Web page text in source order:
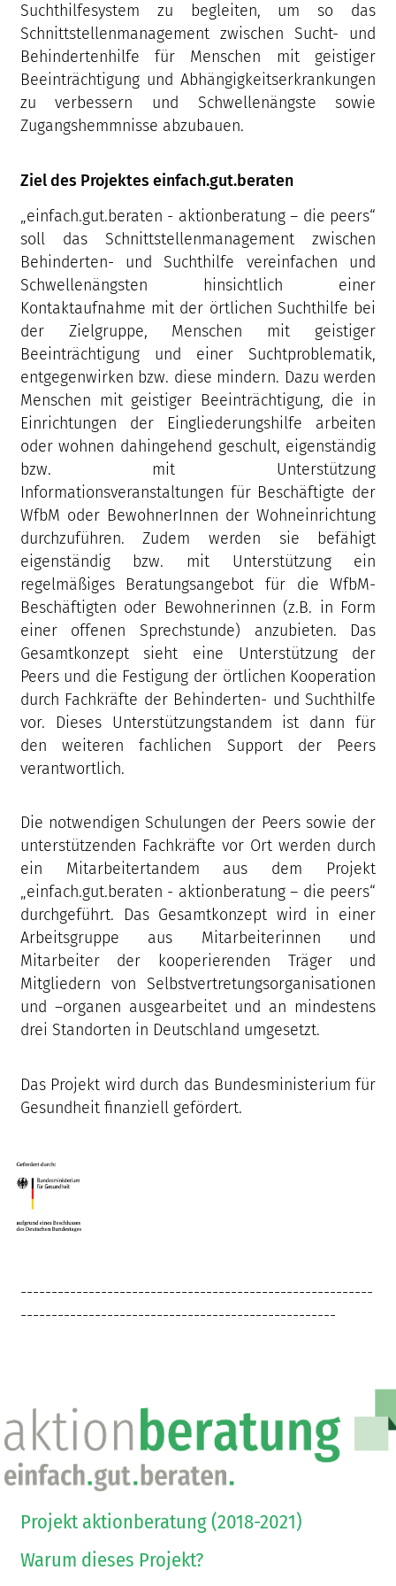
Suchthilfesystem zu begleiten, um so das
Schnittstellenmanagement zwischen Sucht- und
Behindertenhilfe für Menschen mit geistiger
Beeinträchtigung und Abhängigkeitserkrankungen
zu verbessern und Schwellenängste sowie
Zugangshemmnisse abzubauen.
Ziel des Projektes einfach.gut.beraten
„einfach.gut.beraten - aktionberatung – die peers“
soll das Schnittstellenmanagement zwischen
Behinderten- und Suchthilfe vereinfachen und
Schwellenängsten hinsichtlich einer
Kontaktaufnahme mit der örtlichen Suchthilfe bei
der Zielgruppe, Menschen mit geistiger
Beeinträchtigung und einer Suchtproblematik,
entgegenwirken bzw. diese mindern. Dazu werden
Menschen mit geistiger Beeinträchtigung, die in
Einrichtungen der Eingliederungshilfe arbeiten
oder wohnen dahingehend geschult, eigenständig
bzw. mit Unterstützung
Informationsveranstaltungen für Beschäftigte der
WfbM oder BewohnerInnen der Wohneinrichtung
durchzuführen. Zudem werden sie befähigt
eigenständig bzw. mit Unterstützung ein
regelmäßiges Beratungsangebot für die WfbM-
Beschäftigten oder Bewohnerinnen (z.B. in Form
einer offenen Sprechstunde) anzubieten. Das
Gesamtkonzept sieht eine Unterstützung der
Peers und die Festigung der örtlichen Kooperation
durch Fachkräfte der Behinderten- und Suchthilfe
vor. Dieses Unterstützungstandem ist dann für
den weiteren fachlichen Support der Peers
verantwortlich.
Die notwendigen Schulungen der Peers sowie der
unterstützenden Fachkräfte vor Ort werden durch
ein Mitarbeitertandem aus dem Projekt
„einfach.gut.beraten - aktionberatung – die peers“
durchgeführt. Das Gesamtkonzept wird in einer
Arbeitsgruppe aus Mitarbeiterinnen und
Mitarbeiter der kooperierenden Träger und
Mitgliedern von Selbstvertretungsorganisationen
und –organen ausgearbeitet und an mindestens
drei Standorten in Deutschland umgesetzt.
Das Projekt wird durch das Bundesministerium für
Gesundheit finanziell gefördert.
---------------------------------------------------------
---------------------------------------------------
Projekt aktionberatung (2018-2021)
Warum dieses Projekt?